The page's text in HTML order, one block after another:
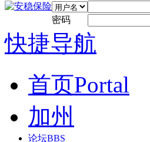
密码
快捷导航
首页Portal
加州
论坛BBS